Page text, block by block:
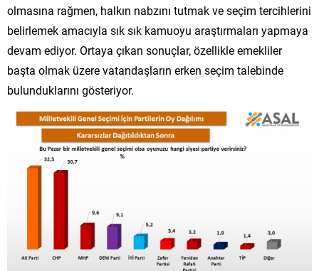
olmasına rağmen, halkın nabzını tutmak ve seçim tercihlerini
belirlemek amacıyla sık sık kamuoyu araştırmaları yapmaya
devam ediyor. Ortaya çıkan sonuçlar, özellikle emekliler
başta olmak üzere vatandaşların erken seçim talebinde
bulunduklarını gösteriyor.